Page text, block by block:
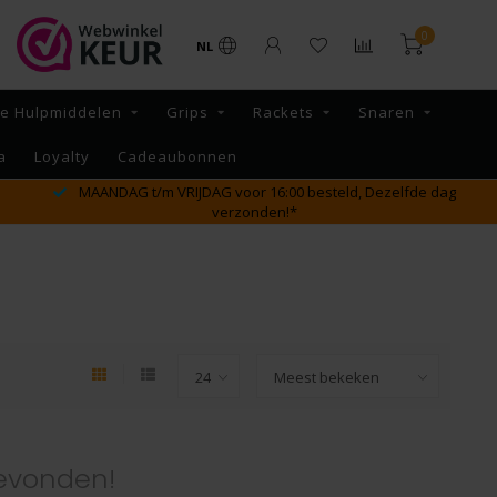
NL
0
Hulpmiddelen Grips Rackets Snaren
Loyalty
Cadeaubonnen
MAANDAG t/m VRIJDAG voor 16:00 besteld, Dezelfde dag
verzonden!*